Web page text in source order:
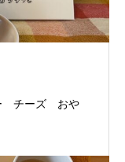
チーズ おや